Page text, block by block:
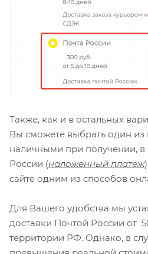
Также, как и в остальных
Вы сможете выбрать один из
наличными при получении,
России (наложенный платеж
сайте одним из способов
Для Вашего удобства мы
доставки Почтой России от
территории РФ. Однако, в